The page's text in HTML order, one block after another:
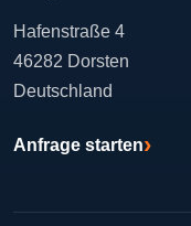
Hafenstraße 4
46282 Dorsten
Deutschland
Anfrage starten›